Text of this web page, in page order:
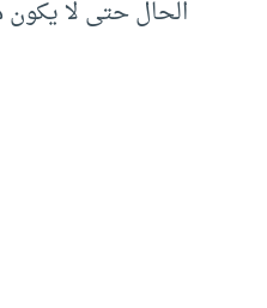
الحال حتى لا يكون